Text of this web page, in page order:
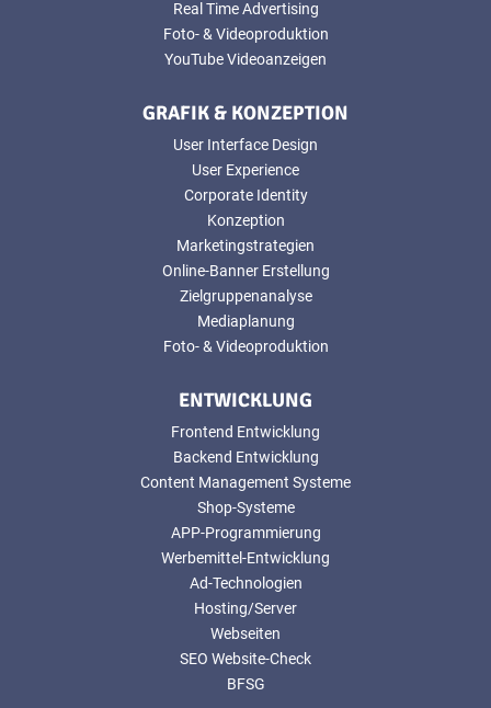
Real Time Advertising
Foto- & Videoproduktion
YouTube Videoanzeigen
GRAFIK & KONZEPTION
User Interface Design
User Experience
Corporate Identity
Konzeption
Marketingstrategien
Online-Banner Erstellung
Zielgruppenanalyse
Mediaplanung
Foto- & Videoproduktion
ENTWICKLUNG
Frontend Entwicklung
Backend Entwicklung
Content Management Systeme
Shop-Systeme
APP-Programmierung
Werbemittel-Entwicklung
Ad-Technologien
Hosting/Server
Webseiten
SEO Website-Check
BFSG